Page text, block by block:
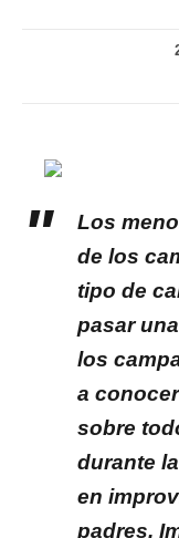
Los
de los
tipo de
pasar
los
a
sobre
durante
en
padres.